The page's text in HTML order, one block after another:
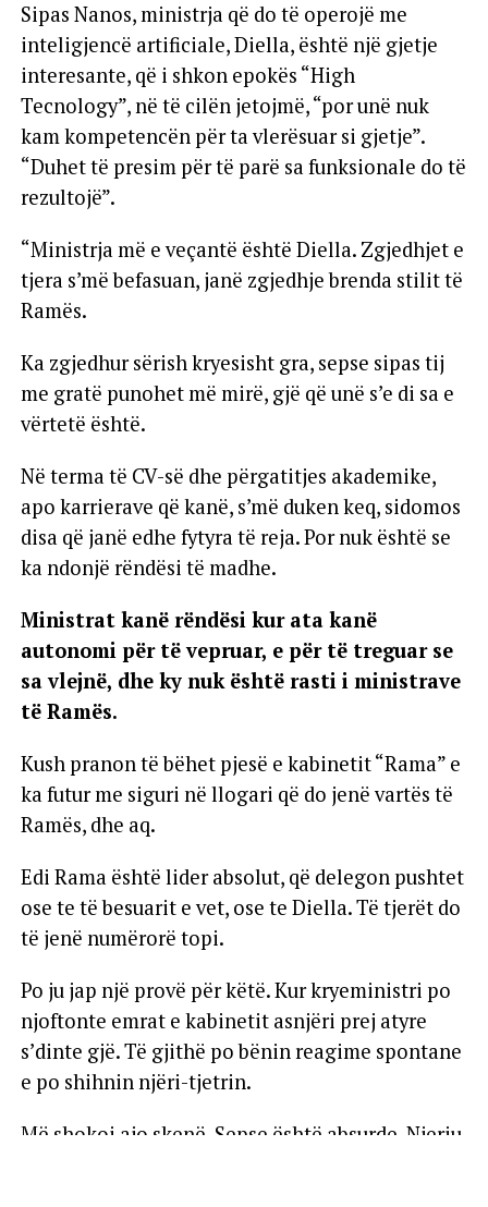
Sipas Nanos, ministrja që do të operojë me
inteligjencë artificiale, Diella, është një gjetje
interesante, që i shkon epokës “High
Tecnology”, në të cilën jetojmë, “por unë nuk
kam kompetencën për ta vlerësuar si gjetje”.
“Duhet të presim për të parë sa funksionale do të
rezultojë”.
“Ministrja më e veçantë është Diella. Zgjedhjet e
tjera s’më befasuan, janë zgjedhje brenda stilit të
Ramës.
Ka zgjedhur sërish kryesisht gra, sepse sipas tij
me gratë punohet më mirë, gjë që unë s’e di sa e
vërtetë është.
Në terma të CV-së dhe përgatitjes akademike,
apo karrierave që kanë, s’më duken keq, sidomos
disa që janë edhe fytyra të reja. Por nuk është se
ka ndonjë rëndësi të madhe.
Ministrat kanë rëndësi kur ata kanë
autonomi për të vepruar, e për të treguar se
sa vlejnë, dhe ky nuk është rasti i ministrave
të Ramës.
Kush pranon të bëhet pjesë e kabinetit “Rama” e
ka futur me siguri në llogari që do jenë vartës të
Ramës, dhe aq.
Edi Rama është lider absolut, që delegon pushtet
ose te të besuarit e vet, ose te Diella. Të tjerët do
të jenë numërorë topi.
Po ju jap një provë për këtë. Kur kryeministri po
njoftonte emrat e kabinetit asnjëri prej atyre
s’dinte gjë. Të gjithë po bënin reagime spontane
e po shihnin njëri-tjetrin.
Më shokoi ajo skenë. Sepse është absurde. Njeriu